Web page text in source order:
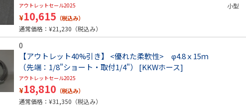
アウトレットセール2025
¥10,615 （税込み）
通常価格：¥21,230 （税込み）
小型
0
【アウトレット40%引き】 <優れた柔軟性> φ4.8ｘ15ｍ
（先端：1/8"ショート・取付1/4"） [KKWホース]
アウトレットセール2025
¥18,810 （税込み）
通常価格：¥31,350 （税込み）